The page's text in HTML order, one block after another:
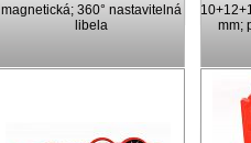
magnetická; 360° nastavitelná
libela
mm;